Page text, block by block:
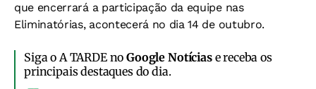
que encerrará a participação da equipe nas
Eliminatórias, acontecerá no dia 14 de outubro.
Siga o A TARDE noGoogle Notíciase receba os
principais destaques do dia.